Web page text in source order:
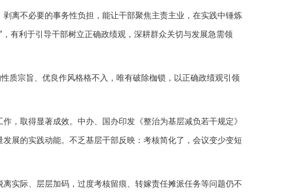
不必要的事务性负担，能让干部聚焦主责主业，在实践中锤炼
有利于引导干部树立正确政绩观，深耕群众关切与发展急需领
宗旨、优良作风格格不入，唯有破除枷锁，以正确政绩观引领
取得显著成效。中办、国办印发《整治为基层减负若干规定》
展的实践动能。不乏基层干部反映：考核简化了，会议变少变短
际、层层加码，过度考核留痕、转嫁责任摊派任务等问题仍不